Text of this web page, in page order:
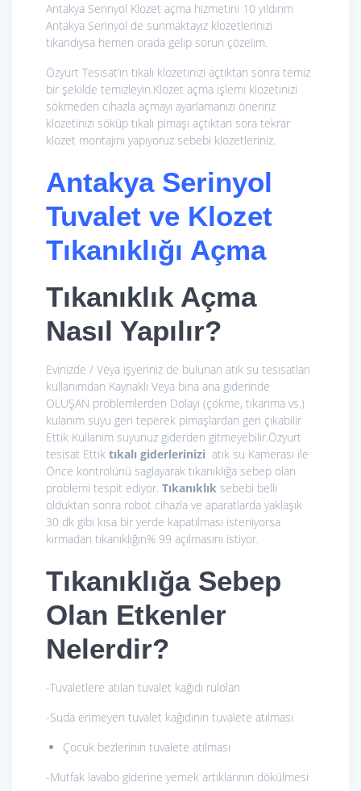
Antakya Serinyol Klozet açma hizmetini 10 yıldırım
Antakya Serinyol de sunmaktayız klozetlerinizi
tıkandıysa hemen orada gelip sorun çözelim.
Özyurt Tesisat’ın tıkalı klozetinizi açtıktan sonra temiz
bir şekilde temizleyin.Klozet açma işlemi klozetinizi
sökmeden cihazla açmayı ayarlamanızı öneririz
klozetinizi söküp tıkalı pimaşı açtıktan sora tekrar
klozet montajını yapıyoruz sebebi klozetleriniz.
Antakya Serinyol
Tuvalet ve Klozet
Tıkanıklığı Açma
Tıkanıklık Açma
Nasıl Yapılır?
Evinizde / Veya işyeriniz de bulunan atık su tesisatları
kullanımdan Kaynaklı Veya bina ana giderinde
OLUŞAN problemlerden Dolayi (çökme, tıkanma vs.)
kulanım suyu geri teperek pimaşlardan geri çıkabilir
Ettik Kullanım suyunuz giderden gitmeyebilir.Özyurt
tesisat Ettik tıkalı giderlerinizi atık su Kamerası ile
Önce kontrolünü saglayarak tıkanıklığa sebep olan
problemi tespit ediyor. Tıkanıklık sebebi belli
olduktan sonra robot cihazla ve aparatlarda yaklaşık
30 dk gibi kısa bir yerde kapatılması isteniyorsa
kırmadan tıkanıklığın% 99 açılmasını istiyor.
Tıkanıklığa Sebep
Olan Etkenler
Nelerdir?
-Tuvaletlere atılan tuvalet kağıdı ruloları
-Suda erimeyen tuvalet kağıdının tuvalete atılması
Çocuk bezlerinin tuvalete atılması
-Mutfak lavabo giderine yemek artıklarının dökülmesi